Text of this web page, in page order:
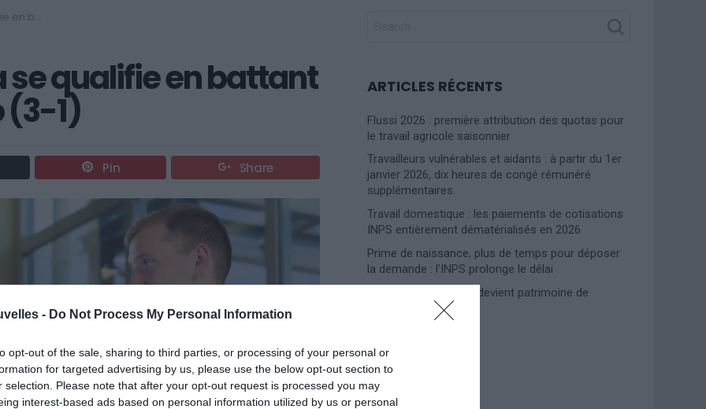
- Do Not Process My Personal Information
opt-out of the sale, sharing to third parties, or processing of your personal or
for targeted advertising by us, please use the below opt-out section to
selection. Please note that after your opt-out request is processed you may
interest-based ads based on personal information utilized by us or personal
Togo (3-1)
se qualifie en battant
(3-1)
Pin Share
ARTICLES RÉCENTS
Flussi 2026 : première attribution des quotas pour
le travail agricole saisonnier
Travailleurs vulnérables et aidants : à partir du 1er
janvier 2026, dix heures de congé rémunéré
supplémentaires
Travail domestique : les paiements de cotisations
INPS entièrement dématérialisés en 2026
Prime de naissance, plus de temps pour déposer
la demande : l’INPS prolonge le délai
Lampedusa, l’accueil devient patrimoine de
Photoshoot Paris